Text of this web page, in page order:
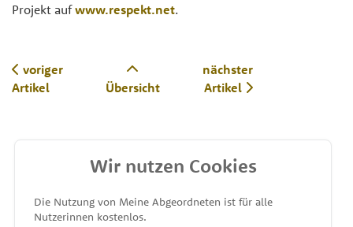
Projekt aufwww.respekt.net.
voriger
Artikel
Übersicht
nächster
Artikel
MEINE ABGEORDNETEN
unterstützt von
Wir nutzen Cookies
Die Nutzung von Meine Abgeordneten ist für alle
Nutzerinnen kostenlos.